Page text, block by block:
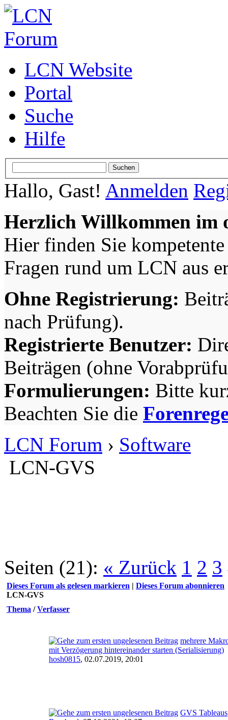
LCN Website
Portal
Suche
Hilfe
Hallo, Gast! Anmelden
Herzlich Willkommen im
Hier finden Sie
Fragen rund um LCN aus
Ohne Registrierung:
nach Prüfung).
Registrierte Benutzer:
Beiträgen (ohne
Formulierungen: Bitte
Beachten Sie die
LCN Forum › Software
LCN-GVS
Seiten (21): « Zurück 1 2 3
Dieses Forum als gelesen markieren | Dieses Forum abonnieren
LCN-GVS
Thema /Verfasser
mehrere
mit Verzögerung hintereinander starten (Serialisierung)
hosh0815, 02.07.2019, 20:01
GVS Tableaus